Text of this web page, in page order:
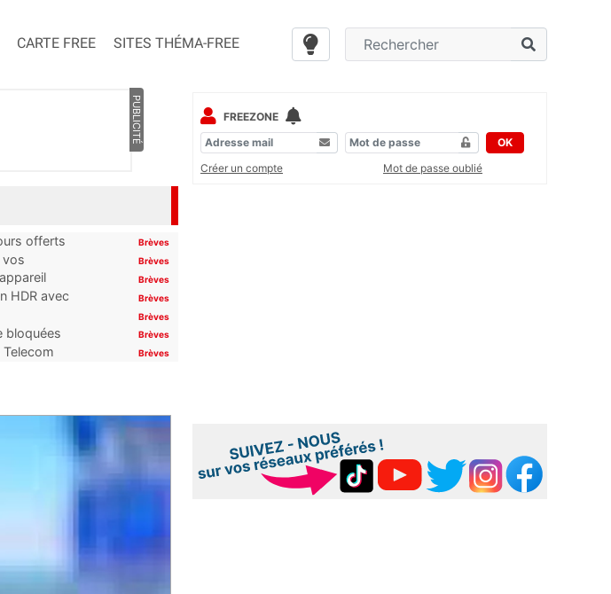
CARTE FREE SITES THÉMA-FREE
PUBLICITÉ
offerts Brèves
vos
Brèves
Brèves
HDR avec
Brèves
Brèves
bloquées
Brèves
Brèves
FREEZONE
OK
Créer un compte
Mot de passe oublié